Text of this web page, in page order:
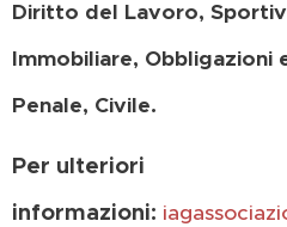
Diritto del Lavoro,
Immobiliare, Obbligazioni
Penale, Civile.
Per ulteriori
informazioni: